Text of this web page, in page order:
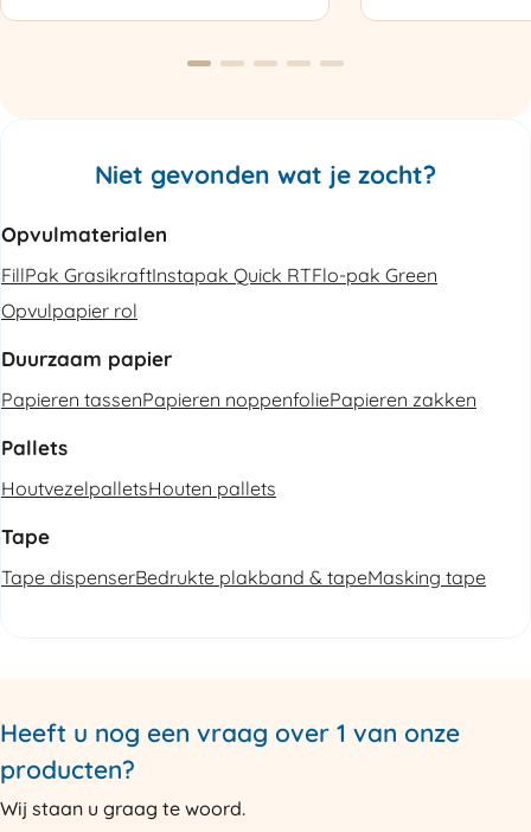
Refurbished
aantal
Niet gevonden wat je zocht?
Opvulmaterialen
FillPak GrasikraftInstapak Quick RTFlo-pak Green
Opvulpapier rol
Duurzaam papier
Papieren tassenPapieren noppenfoliePapieren zakken
Pallets
HoutvezelpalletsHouten pallets
Tape
Tape dispenserBedrukte plakband & tapeMasking tape
Heeft u nog een vraag over 1 van onze
producten?
Wij staan u graag te woord.